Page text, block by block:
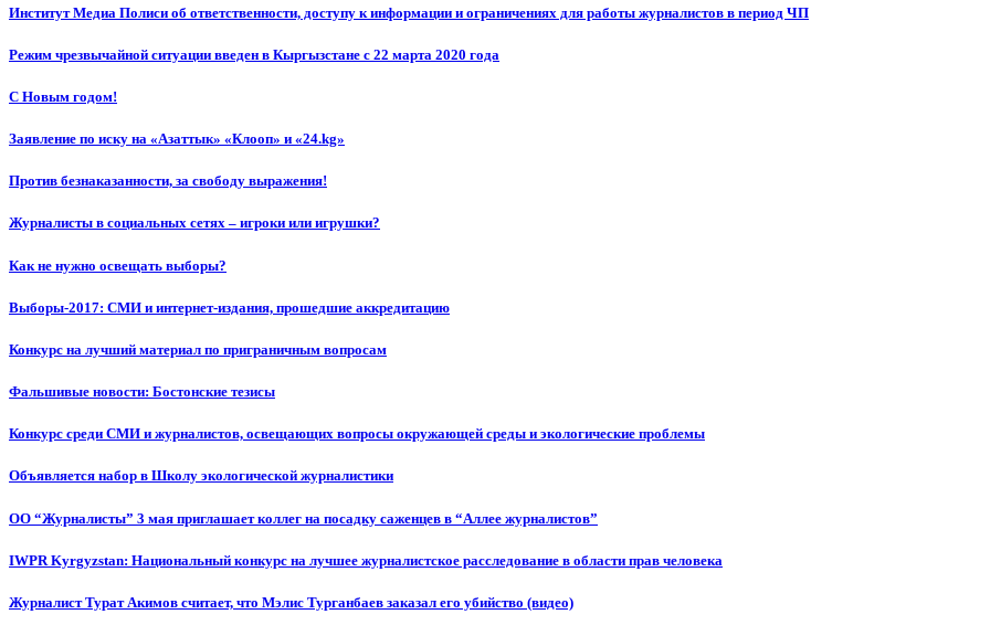
Институт Медиа Полиси об ответственности, доступу к информации и ограничениях для работы журналистов в период ЧП
Режим чрезвычайной ситуации введен в Кыргызстане с 22 марта 2020 года
С Новым годом!
Заявление по иску на «Азаттык» «Клооп» и «24.kg»
Против безнаказанности, за свободу выражения!
Журналисты в социальных сетях – игроки или игрушки?
Как не нужно освещать выборы?
Выборы-2017: СМИ и интернет-издания, прошедшие аккредитацию
Конкурс на лучший материал по приграничным вопросам
Фальшивые новости: Бостонские тезисы
Конкурс среди СМИ и журналистов, освещающих вопросы окружающей среды и экологические проблемы
Объявляется набор в Школу экологической журналистики
ОО “Журналисты” 3 мая приглашает коллег на посадку саженцев в “Аллее журналистов”
IWPR Kyrgyzstan: Национальный конкурс на лучшее журналистское расследование в области прав человека
Журналист Турат Акимов считает, что Мэлис Турганбаев заказал его убийство (видео)